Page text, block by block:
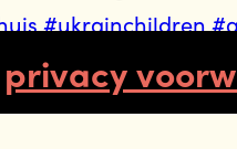
privacy
#ukrainchildren